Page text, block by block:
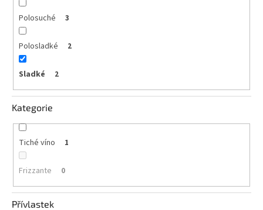
Polosuché 3
Polosladké 2
Sladké 2
Kategorie
Tiché víno 1
Frizzante 0
Přívlastek